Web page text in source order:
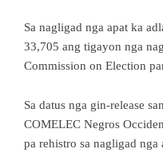
Sa nagligad nga apat ka
33,705 ang tigayon nga
Commission on Election
Sa datus nga gin-release
COMELEC Negros
pa rehistro sa nagligad